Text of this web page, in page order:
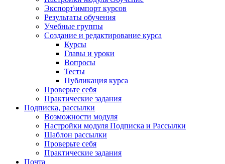
Экспорт\импорт курсов
Результаты обучения
Учебные группы
Создание и редактирование курса
Курсы
Главы и уроки
Вопросы
Тесты
Публикация курса
Проверьте себя
Практические задания
Подписка, рассылки
Возможности модуля
Настройки модуля Подписка и Рассылки
Шаблон рассылки
Проверьте себя
Практические задания
Почта